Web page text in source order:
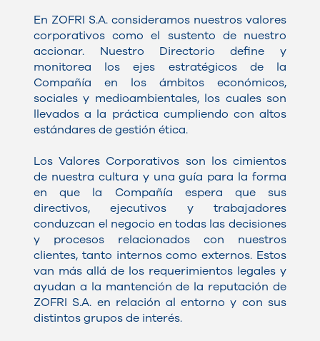
En ZOFRI S.A. consideramos nuestros valores
corporativos como el sustento de nuestro
accionar. Nuestro Directorio define y
monitorea los ejes estratégicos de la
Compañía en los ámbitos económicos,
sociales y medioambientales, los cuales son
llevados a la práctica cumpliendo con altos
estándares de gestión ética.
Los Valores Corporativos son los cimientos
de nuestra cultura y una guía para la forma
en que la Compañía espera que sus
directivos, ejecutivos y trabajadores
conduzcan el negocio en todas las decisiones
y procesos relacionados con nuestros
clientes, tanto internos como externos. Estos
van más allá de los requerimientos legales y
ayudan a la mantención de la reputación de
ZOFRI S.A. en relación al entorno y con sus
distintos grupos de interés.